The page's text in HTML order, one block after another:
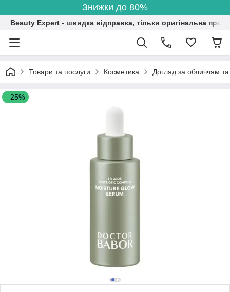
Знижки до 80%
Beauty Expert - швидка відправка, тільки оригінальна
Товари та послуги Косметика Догляд за обличчям
–25%